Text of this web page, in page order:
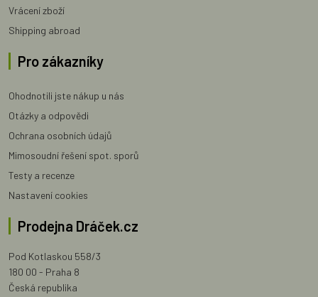
Vrácení zboží
Shipping abroad
Pro zákazníky
Ohodnotili jste nákup u nás
Otázky a odpovědi
Ochrana osobních údajů
Mimosoudní řešení spot. sporů
Testy a recenze
Nastavení cookies
Prodejna Dráček.cz
Pod Kotlaskou 558/3
180 00 - Praha 8
Česká republika